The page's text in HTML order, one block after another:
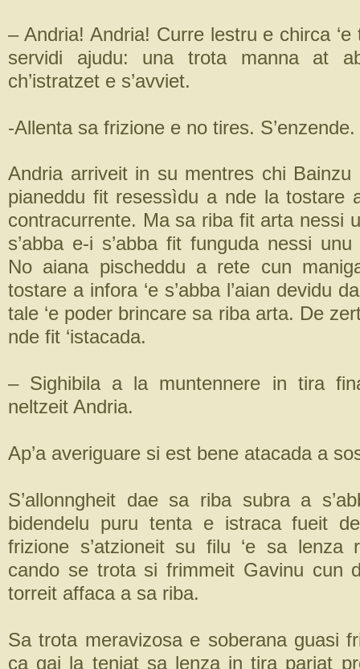
– Andria! Andria! Curre lestru e chirca
servidi ajudu: una trota manna at
ch’istratzet e s’avviet.
-Allenta sa frizione e no tires. S’enzende.
Andria arriveit in su mentres chi Bainzu
pianeddu fit resessìdu a nde la tostare
contracurrente. Ma sa riba fit arta nessi
s’abba e-i s’abba fit funguda nessi
No aiana pischeddu a rete cun
tostare a infora ‘e s’abba l’aian devidu
tale ‘e poder brincare sa riba arta. De
nde fit ‘istacada.
– Sighibila a la muntennere in tira
neltzeit Andria.
Ap’a averiguare si est bene atacada a
S’allonngheit dae sa riba subra a
bidendelu puru tenta e istraca fueit
frizione s’atzioneit su filu ‘e sa
cando se trota si frimmeit Gavinu cun
torreit affaca a sa riba.
Sa trota meravizosa e soberana guasi
ca gai la teniat sa lenza in tira pariat